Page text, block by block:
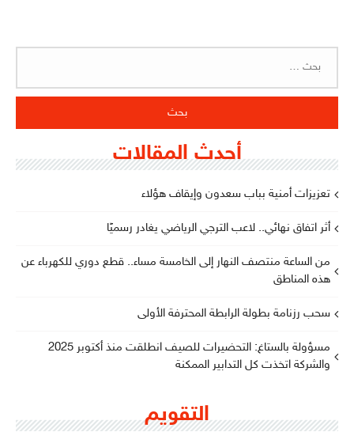
أحدث المقالات
تعزيزات أمنية بباب سعدون وإيقاف هؤلاء
أثر اتفاق نهائي.. لاعب الترجي الرياضي يغادر رسميًا
من الساعة منتصف النهار إلى الخامسة مساء.. قطع دوري للكهرباء عن
هذه المناطق
سحب رزنامة بطولة الرابطة المحترفة الأولى
مسؤولة بالستاغ: التحضيرات للصيف انطلقت منذ أكتوبر 2025
والشركة اتخذت كل التدابير الممكنة
التقويم